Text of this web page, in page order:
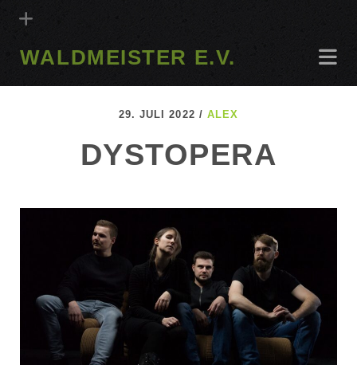
WALDMEISTER E.V.
29. JULI 2022 / ALEX
DYSTOPERA